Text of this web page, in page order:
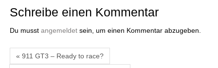
Schreibe einen Kommentar
Du musst angemeldet sein, um einen Kommentar abzugeben.
« 911 GT3 – Ready to race?